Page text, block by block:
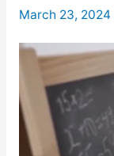
March 23, 2024